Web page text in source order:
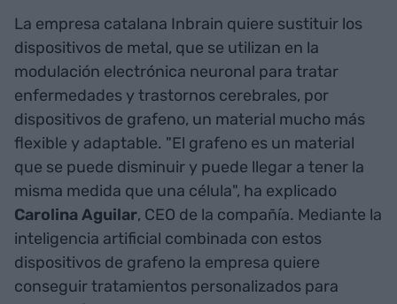
La empresa catalana Inbrain quiere sustituir los
dispositivos de metal, que se utilizan en la
modulación electrónica neuronal para tratar
enfermedades y trastornos cerebrales, por
dispositivos de grafeno, un material mucho más
flexible y adaptable. "El grafeno es un material
que se puede disminuir y puede llegar a tener la
misma medida que una célula", ha explicado
Carolina Aguilar, CEO de la compañía. Mediante la
inteligencia artificial combinada con estos
dispositivos de grafeno la empresa quiere
conseguir tratamientos personalizados para